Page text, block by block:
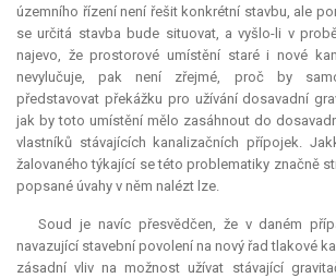
územního řízení není řešit konkrétní stavbu, ale
se určitá stavba bude situovat, a vyšlo-li v
najevo, že prostorové umístění staré i nové
nevylučuje, pak není zřejmé, proč by
představovat překážku pro užívání dosavadní
jak by toto umístění mělo zasáhnout do
vlastníků stávajících kanalizačních přípojek.
žalovaného týkající se této problematiky značně
popsané úvahy v něm nalézt lze.
Soud je navíc přesvědčen, že v daném
navazující stavební povolení na nový řad tlakové
zásadní vliv na možnost užívat stávající